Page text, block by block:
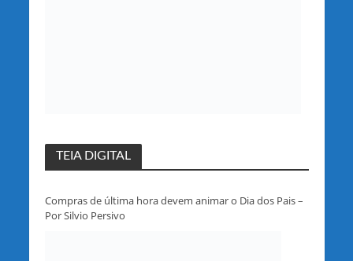
TEIA DIGITAL
Compras de última hora devem animar o Dia dos Pais –
Por Silvio Persivo